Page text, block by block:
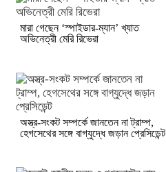
মারা গেছেন ‘স্পাইডার-ম্যান’ খ্যাত
অভিনেত্রী মেরি রিভেরা
অস্ত্র-সংকট সম্পর্কে জানতেন না ট্রাম্প,
হেগসেথের সঙ্গে বাগ্‌যুদ্ধে জড়ান প্রেসিডেন্ট